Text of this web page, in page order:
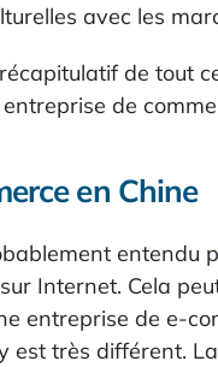
avec les
de tout
de
en Chine
entendu
Internet. Cela
entreprise de e-
est très différent.